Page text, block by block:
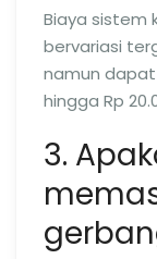
Biaya sistem
bervariasi
namun dapat
hingga Rp
3.